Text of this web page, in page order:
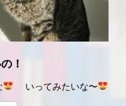
！
いってみたいな〜